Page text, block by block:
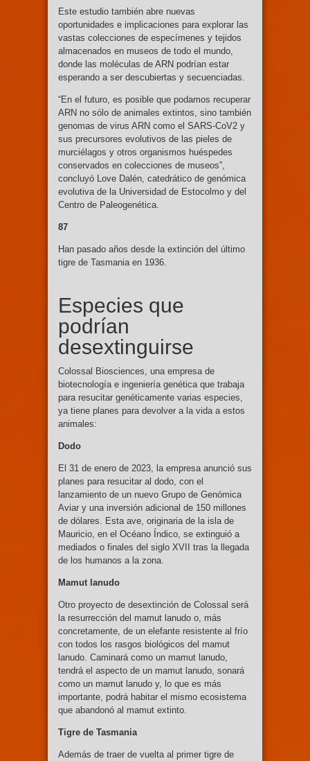
Este estudio también abre nuevas
oportunidades e implicaciones para explorar las
vastas colecciones de especímenes y tejidos
almacenados en museos de todo el mundo,
donde las moléculas de ARN podrían estar
esperando a ser descubiertas y secuenciadas.
“En el futuro, es posible que podamos recuperar
ARN no sólo de animales extintos, sino también
genomas de virus ARN como el SARS-CoV2 y
sus precursores evolutivos de las pieles de
murciélagos y otros organismos huéspedes
conservados en colecciones de museos”,
concluyó Love Dalén, catedrático de genómica
evolutiva de la Universidad de Estocolmo y del
Centro de Paleogenética.
87
Han pasado años desde la extinción del último
tigre de Tasmania en 1936.
Especies que
podrían
desextinguirse
Colossal Biosciences, una empresa de
biotecnología e ingeniería genética que trabaja
para resucitar genéticamente varias especies,
ya tiene planes para devolver a la vida a estos
animales:
Dodo
El 31 de enero de 2023, la empresa anunció sus
planes para resucitar al dodo, con el
lanzamiento de un nuevo Grupo de Genómica
Aviar y una inversión adicional de 150 millones
de dólares. Esta ave, originaria de la isla de
Mauricio, en el Océano Índico, se extinguió a
mediados o finales del siglo XVII tras la llegada
de los humanos a la zona.
Mamut lanudo
Otro proyecto de desextinción de Colossal será
la resurrección del mamut lanudo o, más
concretamente, de un elefante resistente al frío
con todos los rasgos biológicos del mamut
lanudo. Caminará como un mamut lanudo,
tendrá el aspecto de un mamut lanudo, sonará
como un mamut lanudo y, lo que es más
importante, podrá habitar el mismo ecosistema
que abandonó al mamut extinto.
Tigre de Tasmania
Además de traer de vuelta al primer tigre de